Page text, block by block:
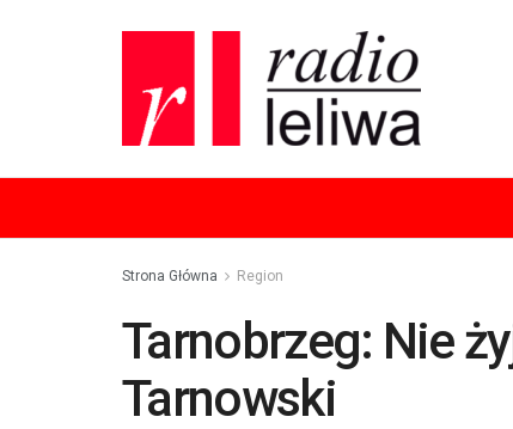
Strona Główna Region
Tarnobrzeg: Nie
Tarnowski